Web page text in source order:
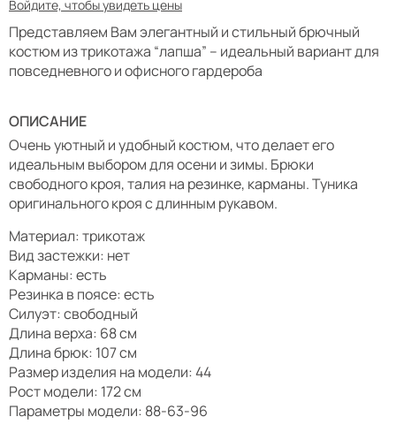
Войдите, чтобы увидеть цены
Представляем Вам элегантный и стильный брючный
костюм из трикотажа “лапша” – идеальный вариант для
повседневного и офисного гардероба
ОПИСАНИЕ
Очень уютный и удобный костюм, что делает его
идеальным выбором для осени и зимы. Брюки
свободного кроя, талия на резинке, карманы. Туника
оригинального кроя с длинным рукавом.
Материал: трикотаж
Вид застежки: нет
Карманы: есть
Резинка в поясе: есть
Силуэт: свободный
Длина верха: 68 см
Длина брюк: 107 см
Размер изделия на модели: 44
Рост модели: 172 см
Параметры модели: 88-63-96